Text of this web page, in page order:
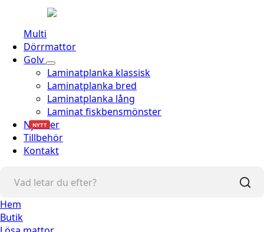
Multi
Dörrmattor
Golv
Laminatplanka klassisk
Laminatplanka bred
Laminatplanka lång
Laminat fiskbensmönster
Nyheter
NYTT
Tillbehör
Kontakt
Hem
Butik